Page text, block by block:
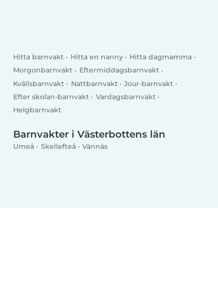
Hitta barnvakt Hitta en nanny
Hitta dagmamma
Morgonbarnvakt
Eftermiddagsbarnvakt
Kvällsbarnvakt
Nattbarnvakt
Jour-barnvakt
Efter skolan-barnvakt
Vardagsbarnvakt
Helgbarnvakt
Barnvakter i Västerbottens län
Umeå Skellefteå Vännäs